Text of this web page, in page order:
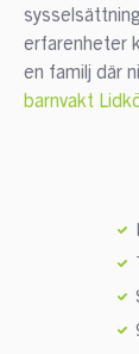
erfarenheter
en familj där
barnvakt